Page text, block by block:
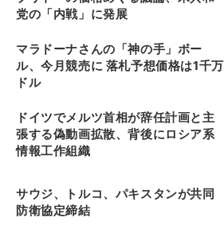
党の「内戦」に発展
マラドーナさんの「神の手」ボー
ル、今月競売に 落札予想価格は1千万
ドル
ドイツでメルツ首相が辞任計画と主
張する偽動画拡散、背後にロシア系
情報工作組織
サウジ、トルコ、パキスタンが共同
防衛協定締結